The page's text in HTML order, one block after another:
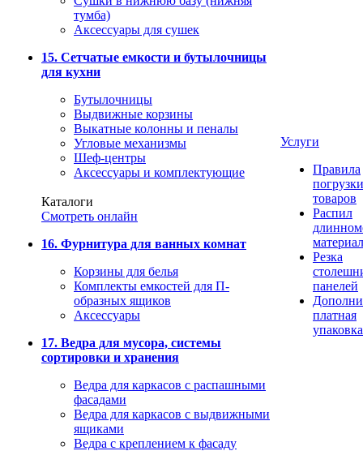
тумба)
Аксессуары для сушек
15. Сетчатые емкости и бутылочницы
для кухни
Бутылочницы
Выдвижные корзины
Выкатные колонны и пеналы
Угловые механизмы
Шеф-центры
Аксессуары и комплектующие
Каталоги
Смотреть онлайн
16. Фурнитура для ванных комнат
Корзины для белья
Комплекты емкостей для П-
образных ящиков
Аксессуары
17. Ведра для мусора, системы
сортировки и хранения
Ведра для каркасов с распашными
фасадами
Ведра для каркасов с выдвижными
ящиками
Ведра с креплением к фасаду
Услуги
Правила
погрузки
товаров
Распил
Резка
панелей
платная
упаковка